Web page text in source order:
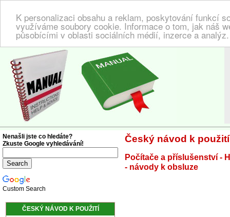
K personalizaci obsahu a reklam, poskytování funkcí
využíváme soubory cookie. Informace o tom, jak náš
působícími v oblasti sociálních médií, inzerce a
NÁVOD K POUŽITÍ| Zde najdete český návod!
Český návod k
Počítače a příslušenství -
- návody k obsluze
Nenašli jste co hledáte?
Zkuste Google vyhledávání!
Custom Search
ČESKÝ NÁVOD K POUŽITÍ